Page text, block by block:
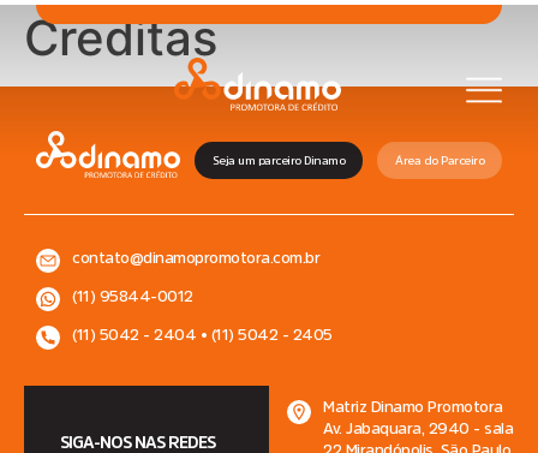
Creditas
SIGA-NOS NAS REDES
Matriz Dinamo Promotora
Av. Jabaquara, 2940 - sala
22 Mirandópolis, São Paulo
contato@dinamopromotora.com.br
(11) 95844-0012
(11) 5042 - 2404 • (11) 5042 - 2405
Seja um parceiro Dinamo Área do Parceiro